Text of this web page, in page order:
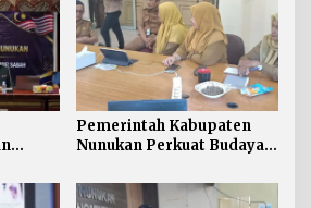
Pemerintah Kabupaten
Nunukan Perkuat Budaya
Publik